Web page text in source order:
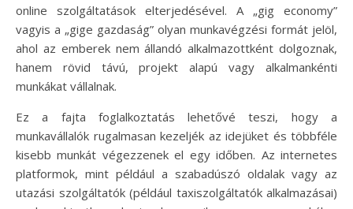
online szolgáltatások elterjedésével. A „gig economy”
vagyis a „gige gazdaság” olyan munkavégzési formát jelöl,
ahol az emberek nem állandó alkalmazottként dolgoznak,
hanem rövid távú, projekt alapú vagy alkalmankénti
munkákat vállalnak.
Ez a fajta foglalkoztatás lehetővé teszi, hogy a
munkavállalók rugalmasan kezeljék az idejüket és többféle
kisebb munkát végezzenek el egy időben. Az internetes
platformok, mint például a szabadúszó oldalak vagy az
utazási szolgáltatók (például taxiszolgáltatók alkalmazásai)